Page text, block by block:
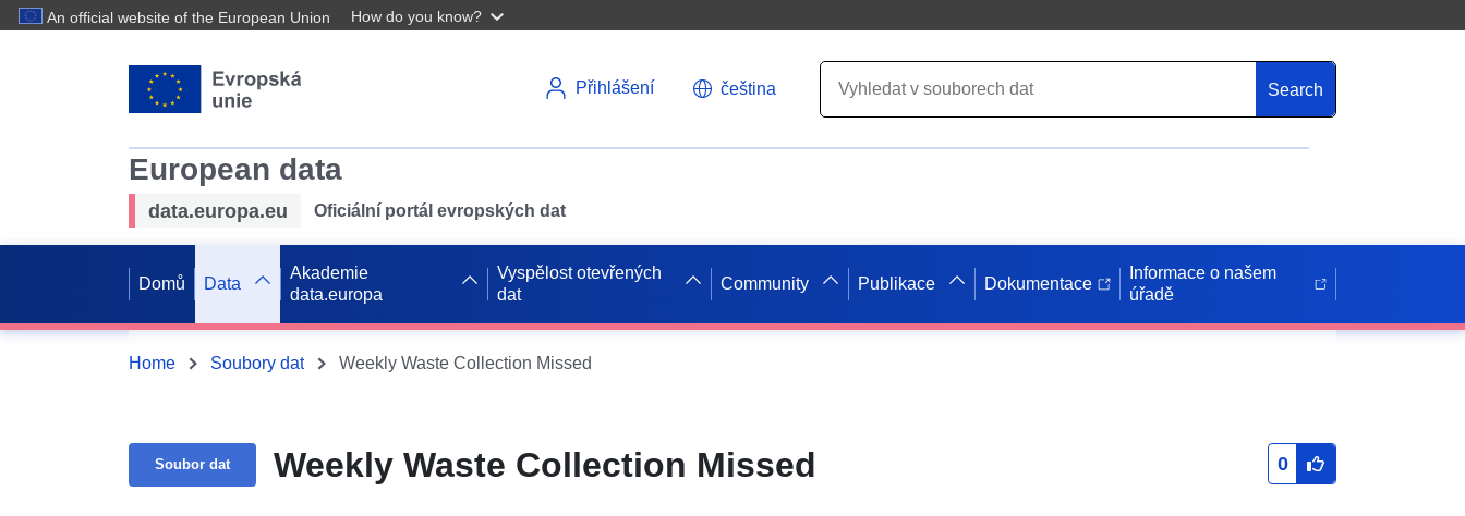
An official website of the European Union How do you know?
Přihlášení čeština Search
European data
data.europa.eu Oficiální portál evropských dat
Domů Data
Akademie
data.europa
Vyspělost otevřených
dat
Community Publikace Dokumentace
Informace o našem
úřadě
Home Soubory dat Weekly Waste Collection Missed
Soubor dat Weekly Waste Collection Missed 0